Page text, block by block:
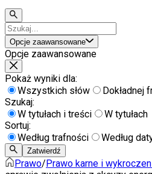
Opcje zaawansowane
Opcje zaawansowane
Pokaż wyniki dla:
Wszystkich słów
Dokładnej
Szukaj:
W tytułach i treści
W tytułach
Sortuj:
Według trafności
Według
Zatwierdź
Prawo/Prawo karne i